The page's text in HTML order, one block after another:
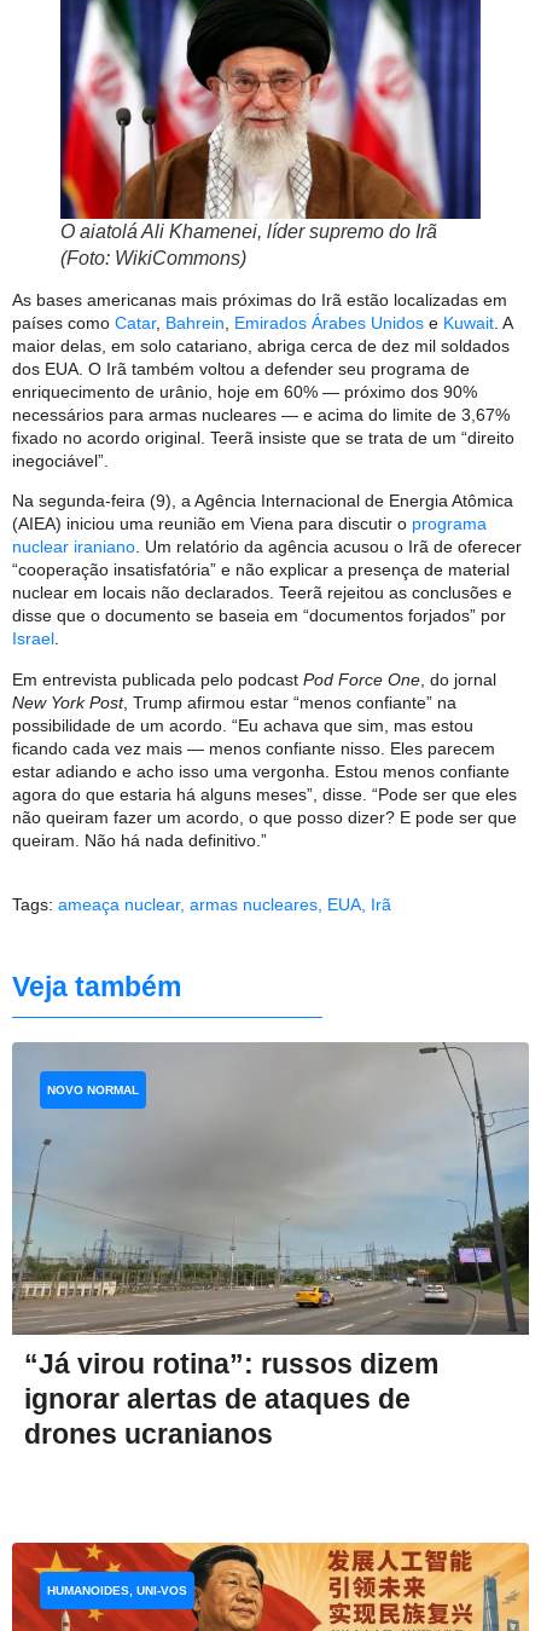
O aiatolá Ali Khamenei, líder supremo do Irã
(Foto: WikiCommons)
As bases americanas mais próximas do Irã estão localizadas em
países como Catar, Bahrein Emirados Árabes Unidos e Kuwait . A
maior delas, em solo catariano, abriga cerca de dez mil soldados
dos EUA. O Irã também voltou a defender seu programa de
enriquecimento de urânio, hoje em 60% — próximo dos 90%
necessários para armas nucleares — e acima do limite de 3,67%
fixado no acordo original. Teerã insiste que se trata de um “direito
inegociável”.
Na segunda-feira (9), a Agência Internacional de Energia Atômica
(AIEA) iniciou uma reunião em Viena para discutir o programa
nuclear iraniano . Um relatório da agência acusou o Irã de oferecer
“cooperação insatisfatória” e não explicar a presença de material
nuclear em locais não declarados. Teerã rejeitou as conclusões e
disse que o documento se baseia em “documentos forjados” por
Israel
Em entrevista publicada pelo podcast Pod Force One , do jornal
New York Post, Trump afirmou estar “menos confiante” na
possibilidade de um acordo. “Eu achava que sim, mas estou
ficando cada vez mais — menos confiante nisso. Eles parecem
estar adiando e acho isso uma vergonha. Estou menos confiante
agora do que estaria há alguns meses”, disse. “Pode ser que eles
não queiram fazer um acordo, o que posso dizer? E pode ser que
queiram. Não há nada definitivo.”
Tags: ameaça nuclear, armas nucleares EUA Irã
Veja também
“Já virou rotina”: russos dizem
ignorar alertas de ataques de
drones ucranianos
NOVO NORMAL
HUMANOIDES, UNI-VOS